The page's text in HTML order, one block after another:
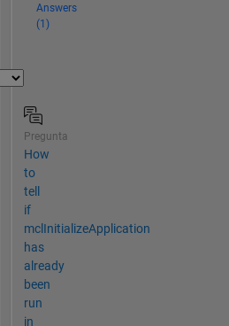
Answers
(1)
Pregunta
How
to
tell
if
mclInitializeApplication
has
already
been
run
in